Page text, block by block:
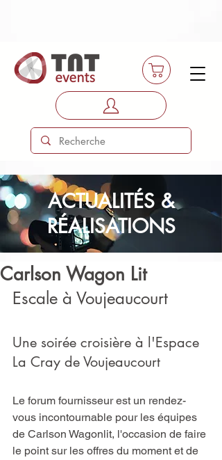
ACTUALITÉS &
RÉALISATIONS
Carlson Wagon Lit
Escale à Voujeaucourt
Une soirée croisière à l'Espace
La Cray de Voujeaucourt
Le forum fournisseur est un rendez-
vous incontournable pour les équipes
de Carlson Wagonlit, l'occasion de faire
le point sur les offres du moment et de